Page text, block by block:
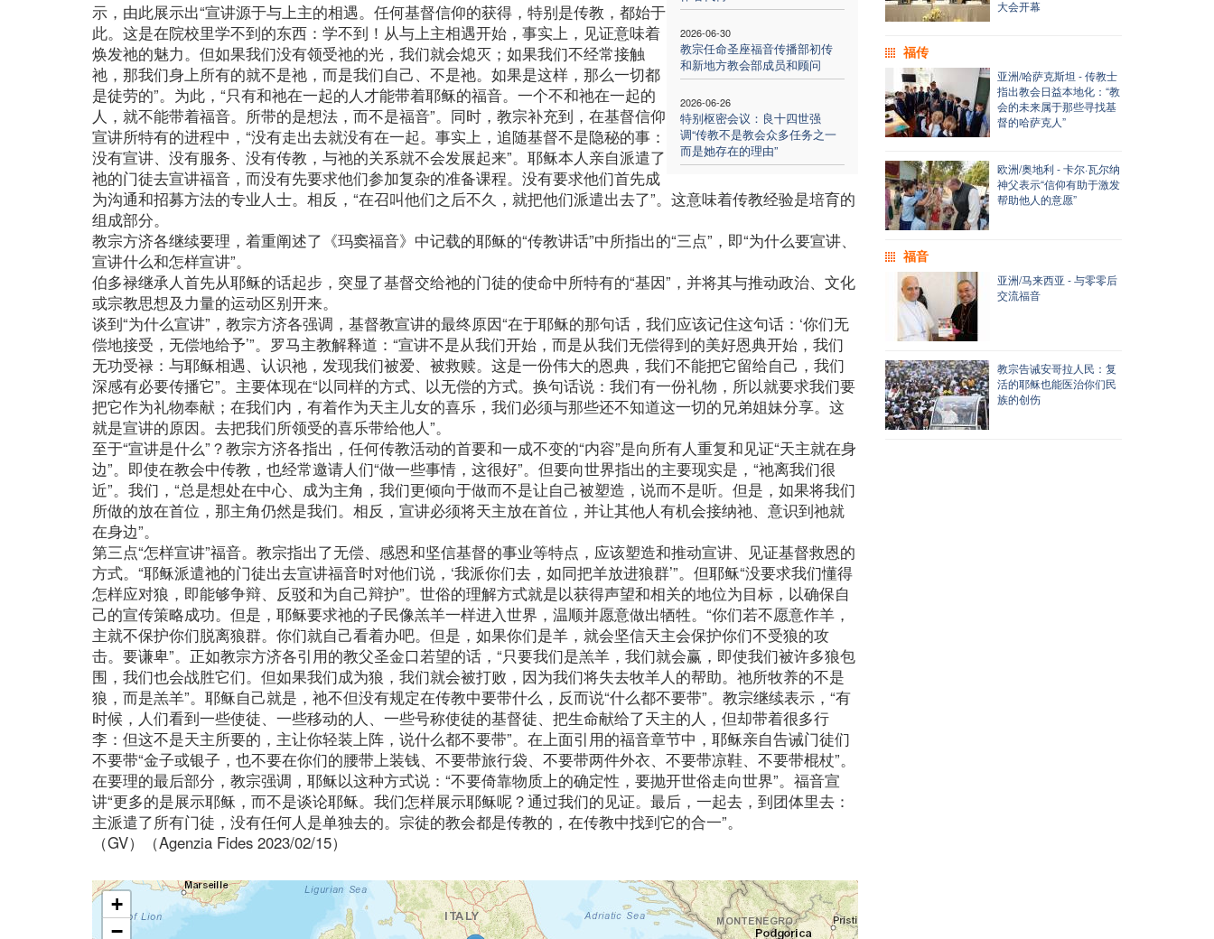
2026-06-30
教宗任命圣座福音传播部初传
和新地方教会部成员和顾问
2026-06-26
特别枢密会议：良十四世强
调“传教不是教会众多任务之一
而是她存在的理由”
示，由此展示出“宣讲源于与上主的相遇。任何基督信仰的获得，特别是传教，都始于
此。这是在院校里学不到的东西：学不到！从与上主相遇开始，事实上，见证意味着
焕发祂的魅力。但如果我们没有领受祂的光，我们就会熄灭；如果我们不经常接触
祂，那我们身上所有的就不是祂，而是我们自己、不是祂。如果是这样，那么一切都
是徒劳的”。为此，“只有和祂在一起的人才能带着耶稣的福音。一个不和祂在一起的
人，就不能带着福音。所带的是想法，而不是福音”。同时，教宗补充到，在基督信仰
宣讲所特有的进程中，“没有走出去就没有在一起。事实上，追随基督不是隐秘的事：
没有宣讲、没有服务、没有传教，与祂的关系就不会发展起来”。耶稣本人亲自派遣了
祂的门徒去宣讲福音，而没有先要求他们参加复杂的准备课程。没有要求他们首先成
为沟通和招募方法的专业人士。相反，“在召叫他们之后不久，就把他们派遣出去了”。这意味着传教经验是培育的
组成部分。
教宗方济各继续要理，着重阐述了《玛窦福音》中记载的耶稣的“传教讲话”中所指出的“三点”，即“为什么要宣讲、
宣讲什么和怎样宣讲”。
伯多禄继承人首先从耶稣的话起步，突显了基督交给祂的门徒的使命中所特有的“基因”，并将其与推动政治、文化
或宗教思想及力量的运动区别开来。
谈到“为什么宣讲”，教宗方济各强调，基督教宣讲的最终原因“在于耶稣的那句话，我们应该记住这句话：‘你们无
偿地接受，无偿地给予’”。罗马主教解释道：“宣讲不是从我们开始，而是从我们无偿得到的美好恩典开始，我们
无功受禄：与耶稣相遇、认识祂，发现我们被爱、被救赎。这是一份伟大的恩典，我们不能把它留给自己，我们
深感有必要传播它”。主要体现在“以同样的方式、以无偿的方式。换句话说：我们有一份礼物，所以就要求我们要
把它作为礼物奉献；在我们内，有着作为天主儿女的喜乐，我们必须与那些还不知道这一切的兄弟姐妹分享。这
就是宣讲的原因。去把我们所领受的喜乐带给他人”。
至于“宣讲是什么”？教宗方济各指出，任何传教活动的首要和一成不变的“内容”是向所有人重复和见证“天主就在身
边”。即使在教会中传教，也经常邀请人们“做一些事情，这很好”。但要向世界指出的主要现实是，“祂离我们很
近”。我们，“总是想处在中心、成为主角，我们更倾向于做而不是让自己被塑造，说而不是听。但是，如果将我们
所做的放在首位，那主角仍然是我们。相反，宣讲必须将天主放在首位，并让其他人有机会接纳祂、意识到祂就
在身边”。
第三点“怎样宣讲”福音。教宗指出了无偿、感恩和坚信基督的事业等特点，应该塑造和推动宣讲、见证基督救恩的
方式。“耶稣派遣祂的门徒出去宣讲福音时对他们说，‘我派你们去，如同把羊放进狼群’”。但耶稣“没要求我们懂得
怎样应对狼，即能够争辩、反驳和为自己辩护”。世俗的理解方式就是以获得声望和相关的地位为目标，以确保自
己的宣传策略成功。但是，耶稣要求祂的子民像羔羊一样进入世界，温顺并愿意做出牺牲。“你们若不愿意作羊，
主就不保护你们脱离狼群。你们就自己看着办吧。但是，如果你们是羊，就会坚信天主会保护你们不受狼的攻
击。要谦卑”。正如教宗方济各引用的教父圣金口若望的话，“只要我们是羔羊，我们就会赢，即使我们被许多狼包
围，我们也会战胜它们。但如果我们成为狼，我们就会被打败，因为我们将失去牧羊人的帮助。祂所牧养的不是
狼，而是羔羊”。耶稣自己就是，祂不但没有规定在传教中要带什么，反而说“什么都不要带”。教宗继续表示，“有
时候，人们看到一些使徒、一些移动的人、一些号称使徒的基督徒、把生命献给了天主的人，但却带着很多行
李：但这不是天主所要的，主让你轻装上阵，说什么都不要带”。在上面引用的福音章节中，耶稣亲自告诫门徒们
不要带“金子或银子，也不要在你们的腰带上装钱、不要带旅行袋、不要带两件外衣、不要带凉鞋、不要带棍杖”。
在要理的最后部分，教宗强调，耶稣以这种方式说：“不要倚靠物质上的确定性，要抛开世俗走向世界”。福音宣
讲“更多的是展示耶稣，而不是谈论耶稣。我们怎样展示耶稣呢？通过我们的见证。最后，一起去，到团体里去：
主派遣了所有门徒，没有任何人是单独去的。宗徒的教会都是传教的，在传教中找到它的合一”。
（GV）（Agenzia Fides 2023/02/15）
+
−
大会开幕
福传
亚洲/哈萨克斯坦 - 传教士
指出教会日益本地化：“教
会的未来属于那些寻找基
督的哈萨克人”
欧洲/奥地利 - 卡尔·瓦尔纳
神父表示“信仰有助于激发
帮助他人的意愿”
福音
亚洲/马来西亚 - 与零零后
交流福音
教宗告诫安哥拉人民：复
活的耶稣也能医治你们民
族的创伤